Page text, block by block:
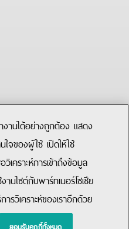
ำงานได้อย่างถูกต้อง แสดง
จของผู้ใช้ เปิดให้ใช้
เคราะห์การเข้าถึงข้อมูล
านไซต์กับพาร์ทเนอร์โซเชีย
รวิเคราะห์ของเราอีกด้วย
ยอมรับคุกกี้ทั้งหมด